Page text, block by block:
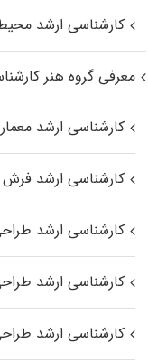
کارشناسی ارشد
معرفی گروه هنر
کارشناسی ارشد
کارشناسی ارشد فرش
کارشناسی ارشد
کارشناسی ارشد
کارشناسی ارشد